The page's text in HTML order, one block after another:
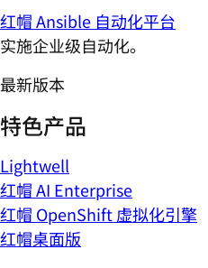
红帽 Ansible 自动化平台
实施企业级自动化。
最新版本
特色产品
Lightwell
红帽 AI Enterprise
红帽 OpenShift 虚拟化引擎
红帽桌面版